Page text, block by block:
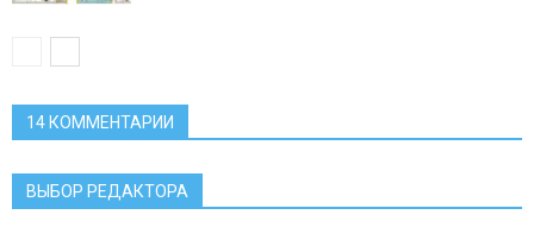
14 КОММЕНТАРИИ
ВЫБОР РЕДАКТОРА